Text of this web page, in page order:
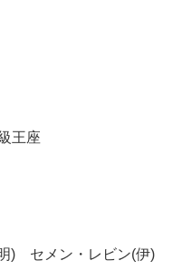
王座
) セメン・レビン(伊)